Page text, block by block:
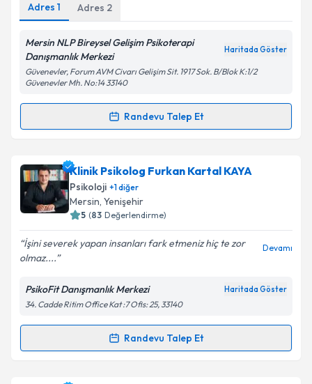
Kişisel verilerimin işlenmesine ilişkinAydınlatma
Metni'ni okudum ve kişisel verilerimin belirtilen
kapsamda işlenmesini kabul ediyorum.
Adres 1 Adres 2
Mersin NLP Bireysel Gelişim Psikoterapi
Danışmanlık Merkezi
Haritada Göster
Güvenevler, Forum AVM Civarı Gelişim Sit. 1917 Sok. B/Blok K:1/2
Güvenevler Mh. No:14 33140
Randevu Talep Et
Randevu Takvimi Talebi
Uzm. Psk. Dan. Yaser Yılmaziçin randevu takvimi
talebi oluşturun. Size bu uzmandan randevu almanız
için bir takvim hazırlandığında e-posta ile
bilgilendireceğiz.
E-posta Adresiniz
Kişisel verilerimin işlenmesine ilişkin
Metni'ni okudum ve kişisel verilerimin belirtilen
kapsamda işlenmesini kabul ediyorum.
Klinik Psikolog Furkan Kartal KAYA
Psikoloji +1diğer
Mersin, Yenişehir
5 (83 Değerlendirme)
İşini severek yapan insanları fark etmeniz hiç te zor
olmaz....
Devamı
PsikoFit Danışmanlık Merkezi Haritada Göster
34. Cadde Ritim Office Kat :7 Ofis: 25, 33140
Randevu Talep Et
Randevu Takvimi Talebi